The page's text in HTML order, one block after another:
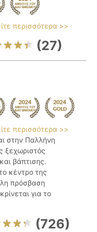
περισσότερα >>
(27)
περισσότερα >>
στην Παλλήνη
ξεχωριστός
βάπτισης.
κέντρο της
πρόσβαση
για το
(726)